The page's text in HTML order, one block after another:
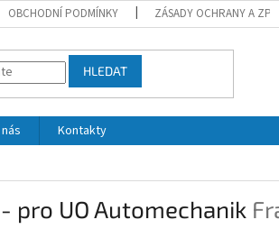
OBCHODNÍ PODMÍNKY ZÁSADY OCHRANY A
HLEDAT
Kontakty
pro UO Automechanik